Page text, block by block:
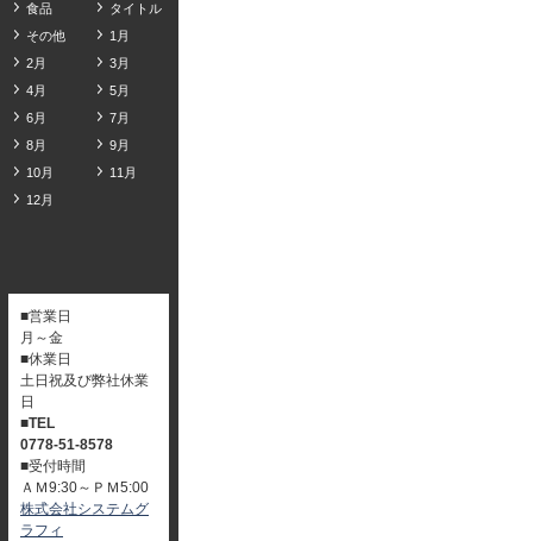
食品
タイトル
その他
1月
2月
3月
4月
5月
6月
7月
8月
9月
10月
11月
12月
■営業日
月～金
■休業日
土日祝及び弊社休業
日
■TEL
0778-51-8578
■受付時間
ＡＭ9:30～ＰＭ5:00
株式会社システムグ
ラフィ